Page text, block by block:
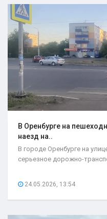
В Оренбурге на
наезд на..
В городе Оренбурге на
серьезное дорожно-
24.05.2026, 13:54